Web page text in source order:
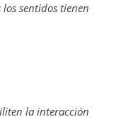
sentidos tienen
la interacción